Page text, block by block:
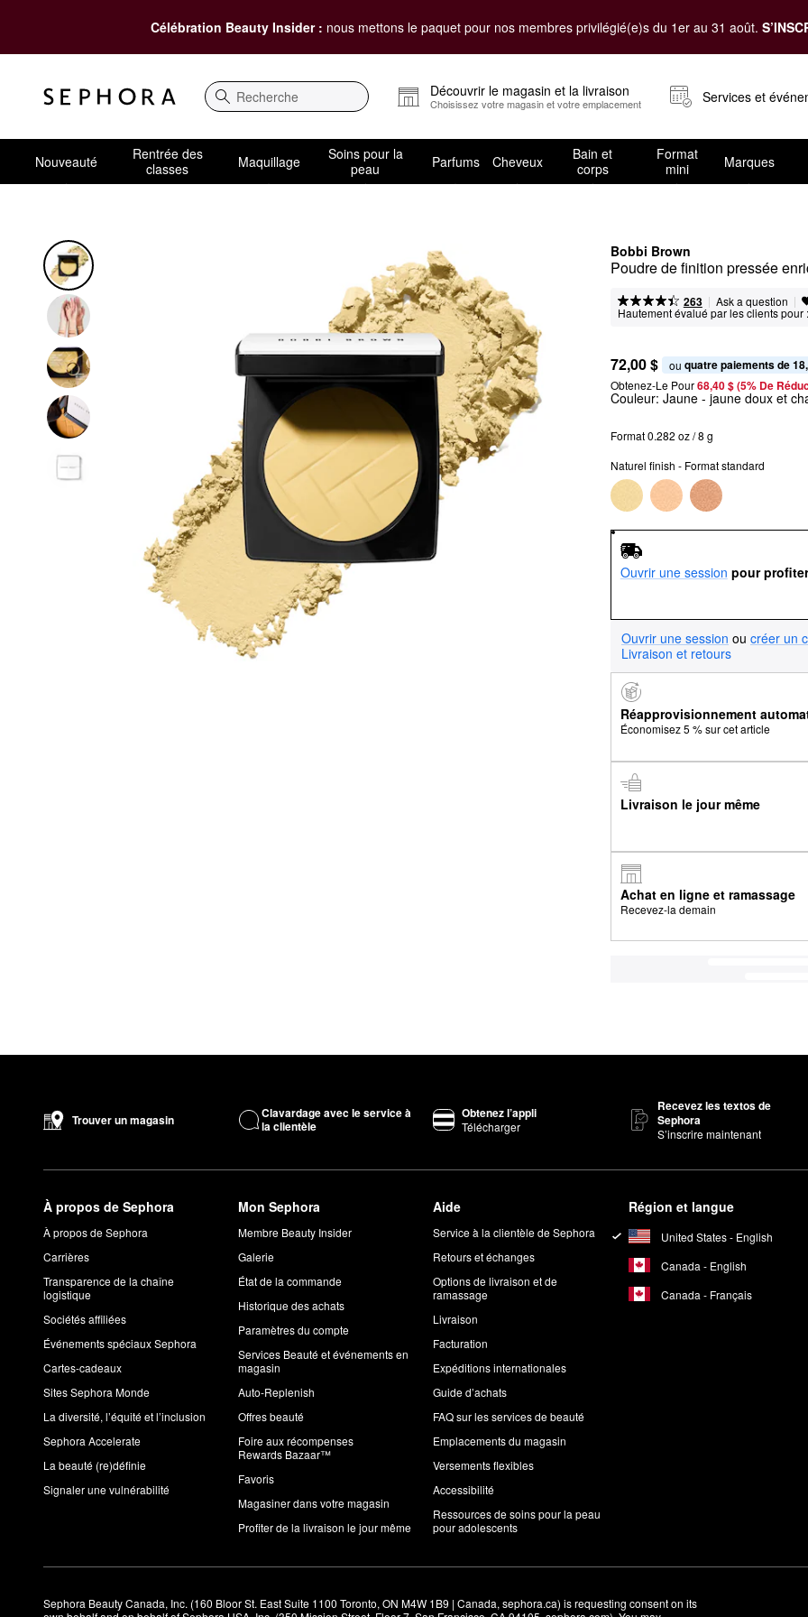
Célébration Beauty Insider : nous mettons le paquet pour nos membres privilégié(e)s du 1er au 31 août.
Recherche
Découvrir le magasin et la livraison
Choisissez votre magasin et votre emplacement Services et
Nouveauté
Rentrée des
classes
Maquillage
Soins pour la
peau
Parfums Cheveux
Bain et
corps
Format
mini
Marques
Bobbi Brown
Poudre de finition pressée
263 | Ask a question |
Hautement évalué par les clients pour :
72,00 $ ou quatre paiements de
Obtenez-Le Pour68,40 $ (5% De
Couleur: Jaune - jaune doux et
Format 0.282 oz / 8 g
Naturel finish - Format standard
Ouvrir une session pour
Ouvrir une session ou créer un
Livraison et retours
Réapprovisionnement
Économisez 5 % sur cet article
Livraison le jour même
Achat en ligne et ramassage
Recevez-la demain
Trouver un magasin
Clavardage avec le service à
la clientèle
Obtenez l’appli
Télécharger
Recevez les textos de
Sephora
S’inscrire maintenant
À propos de Sephora
À propos de Sephora
Carrières
Transparence de la chaîne
logistique
Sociétés affiliées
Événements spéciaux Sephora
Cartes-cadeaux
Sites Sephora Monde
La diversité, l’équité et l’inclusion
Sephora Accelerate
La beauté (re)définie
Signaler une vulnérabilité
Mon Sephora
Membre Beauty Insider
Galerie
État de la commande
Historique des achats
Paramètres du compte
Services Beauté et événements en
magasin
Auto-Replenish
Offres beauté
Foire aux récompenses
Rewards Bazaar™
Favoris
Magasiner dans votre magasin
Profiter de la livraison le jour même
Aide
Service à la clientèle de Sephora
Retours et échanges
Options de livraison et de
ramassage
Livraison
Facturation
Expéditions internationales
Guide d’achats
FAQ sur les services de beauté
Emplacements du magasin
Versements flexibles
Accessibilité
Ressources de soins pour la peau
pour adolescents
Région et langue
United States - English
Canada - English
Canada - Français
Sephora Beauty Canada, Inc. (160 Bloor St. East Suite 1100 Toronto, ON M4W 1B9 | Canada, sephora.ca) is requesting consent on its